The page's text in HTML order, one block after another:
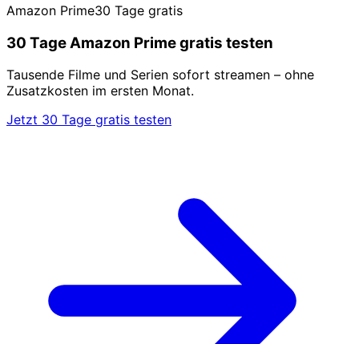
Amazon Prime30 Tage gratis
30 Tage Amazon Prime gratis testen
Tausende Filme und Serien sofort streamen – ohne
Zusatzkosten im ersten Monat.
Jetzt 30 Tage gratis testen